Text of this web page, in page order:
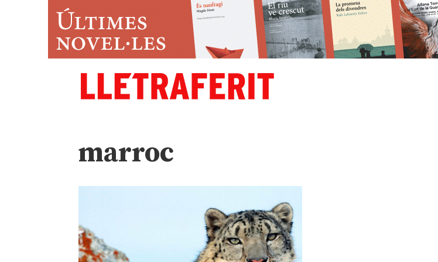
marroc